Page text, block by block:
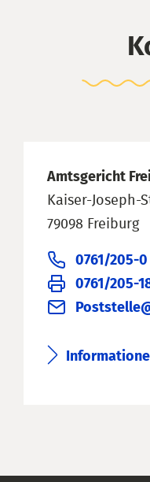
Amtsgericht
Kaiser-Joseph-
79098 Freiburg
0761/205-0
0761/205-